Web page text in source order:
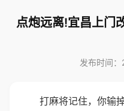
点炮远离!宜昌上门
发布时间
打麻将记住，你输